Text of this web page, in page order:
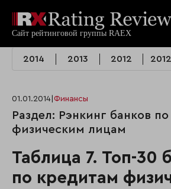
2014 2013 2012
01.01.2014 Финансы
Раздел: Рэнкинг банков
физическим лицам
Таблица 7. Топ-30
по кредитам